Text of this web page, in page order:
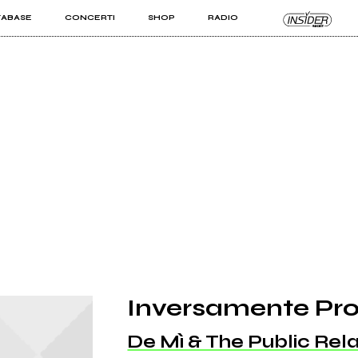
CONCERTI SHOP RADIO
PRO
Inversamente
De Mì & The Public